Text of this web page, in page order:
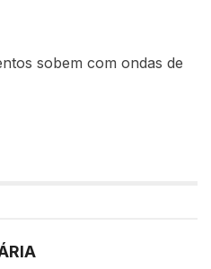
sobem com ondas de